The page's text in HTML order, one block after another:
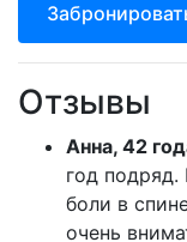
Отзывы
Анна, 42
год подряд.
боли в
очень